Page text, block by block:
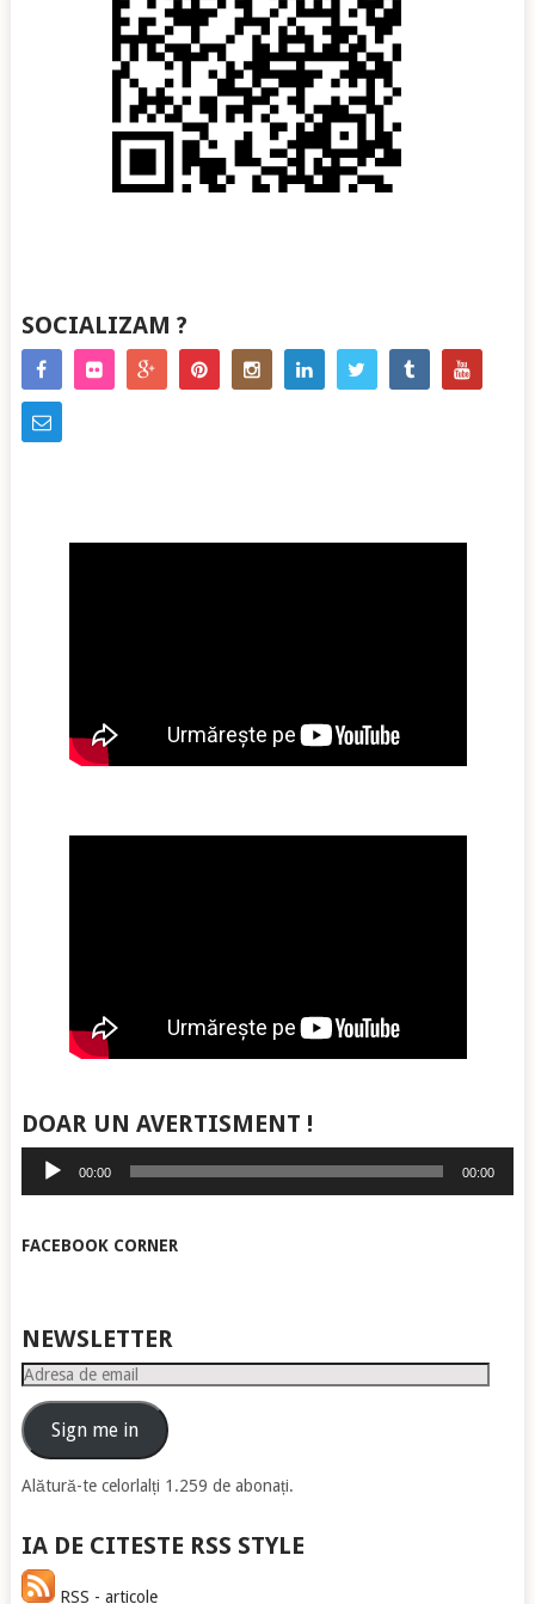
SOCIALIZAM ?
DOAR UN AVERTISMENT !
Player
audio
00:00 00:00
FACEBOOK CORNER
NEWSLETTER
Adresa
emailSign me in
Alătură-te celorlalți 1.259 de abonați.
IA DE CITESTE RSS STYLE
RSS - articole